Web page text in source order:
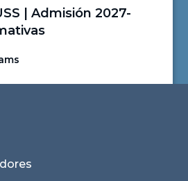
| Admisión 2027-